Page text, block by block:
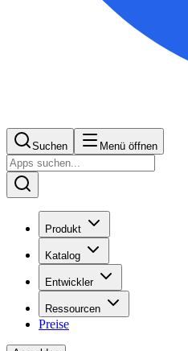
Suchen Menü öffnen
Produkt
Katalog
Entwickler
Ressourcen
Preise